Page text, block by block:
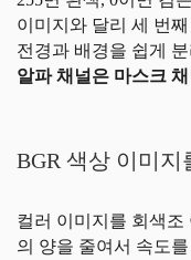
이미지와 달리 세 번
전경과 배경을 쉽게
알파 채널은 마스크
BGR 색상 이미지
컬러 이미지를 회색
의 양을 줄여서 속도